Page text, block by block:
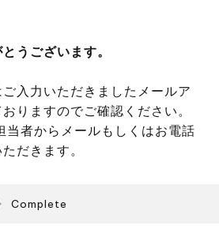
うございます。
入力いただきましたメールア
りますのでご確認ください。
当者からメールもしくはお電話
だきます。
Complete